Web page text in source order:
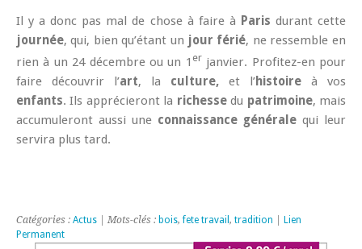
Il y a donc pas mal de chose à faire à Paris durant cette
journée, qui, bien qu’étant un jour férié, ne ressemble en
rien à un 24 décembre ou un 1 er janvier. Profitez-en pour
faire découvrir l’art, la culture, et l’histoire à vos
enfants. Ils apprécieront la richessedu patrimoine, mais
accumuleront aussi une connaissance générale qui leur
servira plus tard.
Catégories : Actus | Mots-clés : bois,fete travail , tradition
Lien
Permanent